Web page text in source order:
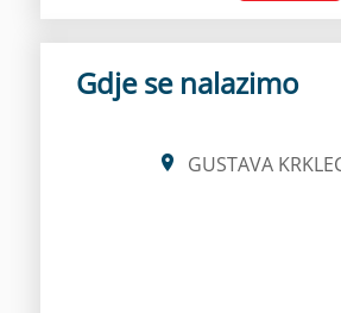
Gdje se nalazimo
GUSTAVA